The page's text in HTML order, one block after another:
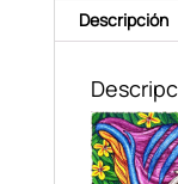
Descripción